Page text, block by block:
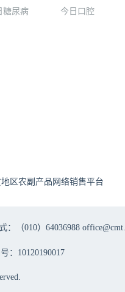
糖尿病 今日口腔
地区农副产品网络销售平台
（010）64036988
：10120190017